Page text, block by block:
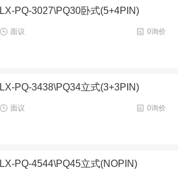
LX-PQ-3027\PQ30卧式(5+4PIN)
0询价
面议
LX-PQ-3438\PQ34立式(3+3PIN)
0询价
面议
LX-PQ-4544\PQ45立式(NOPIN)